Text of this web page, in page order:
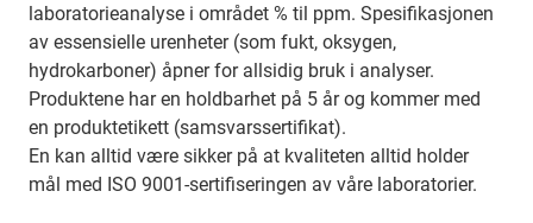
laboratorieanalyse i området % til ppm. Spesifikasjonen
av essensielle urenheter (som fukt, oksygen,
hydrokarboner) åpner for allsidig bruk i analyser.
Produktene har en holdbarhet på 5 år og kommer med
en produktetikett (samsvarssertifikat).
En kan alltid være sikker på at kvaliteten alltid holder
mål med ISO 9001-sertifiseringen av våre laboratorier.